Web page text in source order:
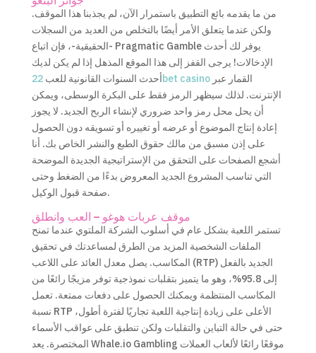
من ما يقدمه بائع التطبيق باستمرار الآن، لم يجذبنا هذا الموقف.
ولكن عندما يتعلق الأمر أيضًا بالتخلص من العديد من السجلات
-الحقيقية-، فإن اتباع Pragmatic Gamble يوفر لك أحدث
الإدخالات! يرجى القفز إلى هذا الموقع المذهل إذا لم يكن لديك
أحدث السنوات القانونية للعب22bet casinoالقمار عبر
الإنترنت. لذلك سيظهر الرمز فقط على البكرة الوسطى، ويمكن
أن يحل محل رمز واحد ضروري لإنشاء الربح الجديد. لا يجوز
إعادة إنتاج الموضوع أو عرضه أو تغييره أو تسويقه دون الحصول
على إذن مسبق من مالك حقوق الطبع والنشر الخاص بك. أنا
أشجع الصفحات على التحقق من الإستراتيجية الجديدة الموضحة
التي تناسب المشروع الجديد المعروض بدءًا من الضغط وحتى
صفحة قبول الوكيل.
موقف عربات هوغو – العب وانطلق
تستمر اللعبة بشكل عام في أسلوب الشركة الملتوي عندما تمنح
الملفات الشخصية المزيد من الطرق لمساعدتك في تحقيق
المكاسب. يصل معدل العائد على اللاعب (RTP) الجديد بالفعل
إلى 95.8%، وهو ما يتميز بتقلبات نموذجية توفر مزيجًا رائعًا من
المكاسب المنتظمة ويمكنك الحصول على دفعات ممتعة. تعمل
نسبة RTP الأعلى على زيادة إنتاجية اللعبة تجاريًا لفترة أطول،
حتى في حالة التباين والتقلبات ولكن تنطبق على عواقب الأسماء
المختصرة. يعد Whale.io Gambling موقعًا رائعًا لألعاب العملات